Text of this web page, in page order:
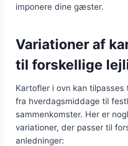
imponere dine gæster.
Variationer af
til forskellige
Kartofler i ovn kan tilpasses
fra hverdagsmiddage til
sammenkomster. Her er
variationer, der passer til
anledninger: